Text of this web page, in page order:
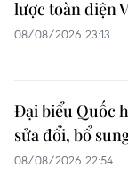
lược toàn diện
08/08/2026 23:13
Đại biểu Quốc
sửa đổi, bổ
08/08/2026 22:54